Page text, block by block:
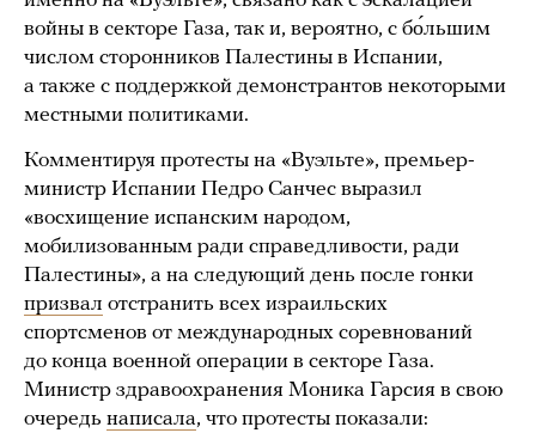
войны в секторе Газа, так и, вероятно, с бо́льшим
числом сторонников Палестины в Испании,
а также с поддержкой демонстрантов некоторыми
местными политиками.
Комментируя протесты на «Вуэльте», премьер-
министр Испании Педро Санчес выразил
«восхищение испанским народом,
мобилизованным ради справедливости, ради
Палестины», а на следующий день после гонки
призвал отстранить всех израильских
спортсменов от международных соревнований
до конца военной операции в секторе Газа.
Министр здравоохранения Моника Гарсия в свою
очередь написала, что протесты показали: